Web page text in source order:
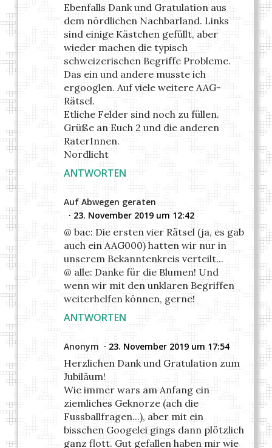
Ebenfalls Dank und Gratulation aus
dem nördlichen Nachbarland. Links
sind einige Kästchen gefüllt, aber
wieder machen die typisch
schweizerischen Begriffe Probleme.
Das ein und andere musste ich
ergooglen. Auf viele weitere AAG-
Rätsel.
Etliche Felder sind noch zu füllen.
Grüße an Euch 2 und die anderen
RaterInnen.
Nordlicht
ANTWORTEN
Auf Abwegen geraten
23. November 2019 um 12:42
@ bac: Die ersten vier Rätsel (ja, es gab
auch ein AAG000) hatten wir nur in
unserem Bekanntenkreis verteilt...
@ alle: Danke für die Blumen! Und
wenn wir mit den unklaren Begriffen
weiterhelfen können, gerne!
ANTWORTEN
Anonym 23. November 2019 um 17:54
Herzlichen Dank und Gratulation zum
Jubiläum!
Wie immer wars am Anfang ein
ziemliches Geknorze (ach die
Fussballfragen...), aber mit ein
bisschen Googelei gings dann plötzlich
ganz flott. Gut gefallen haben mir wie